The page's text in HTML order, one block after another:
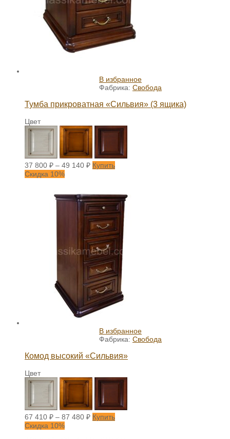
В избранное
Фабрика: Свобода
Тумба прикроватная «Сильвия» (3 ящика)
Цвет
37 800 ₽ – 49 140 ₽ Купить
Скидка 10%
В избранное
Фабрика: Свобода
Комод высокий «Сильвия»
Цвет
67 410 ₽ – 87 480 ₽ Купить
Скидка 10%